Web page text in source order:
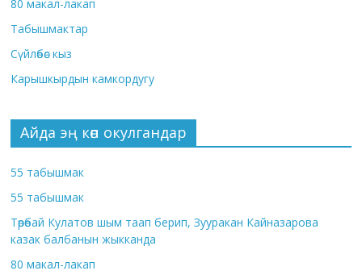
80 макал-лакап
Табышмактар
Сүйлөбөс кыз
Карышкырдын камкордугу
Айда эң көп окулгандар
55 табышмак
55 табышмак
Төрөбай Кулатов шым таап берип, Зууракан Кайназарова
казак балбанын жыкканда
80 макал-лакап